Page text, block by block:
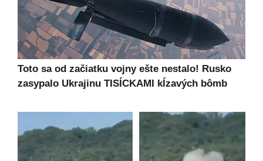
Toto sa od začiatku vojny ešte nestalo! Rusko
zasypalo Ukrajinu TISÍCKAMI kĺzavých bômb